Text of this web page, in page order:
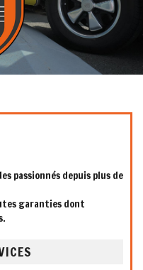
passionnés depuis plus de
garanties dont